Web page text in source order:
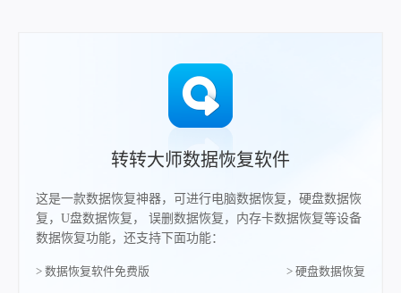
转转大师数据恢复软件
这是一款数据恢复神器，可进行电脑数据恢复，硬盘数据恢
复，U盘数据恢复， 误删数据恢复，内存卡数据恢复等设备
数据恢复功能，还支持下面功能：
> 数据恢复软件免费版 > 硬盘数据恢复